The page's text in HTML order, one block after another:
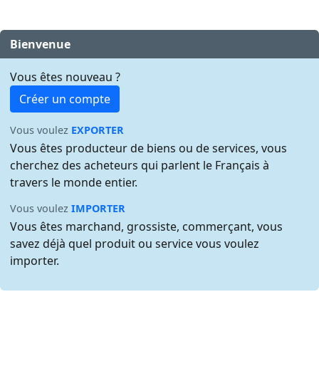
Bienvenue
Vous êtes nouveau ?
Créer un compte
Vous voulez EXPORTER
Vous êtes producteur de biens ou de services, vous
cherchez des acheteurs qui parlent le Français à
travers le monde entier.
Vous voulezIMPORTER
Vous êtes marchand, grossiste, commerçant, vous
savez déjà quel produit ou service vous voulez
importer.